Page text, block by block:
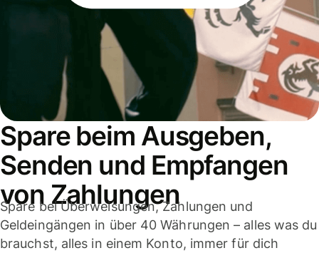
Spare beim Ausgeben,
Senden und Empfangen
von Zahlungen
Spare bei Überweisungen, Zahlungen und
Geldeingängen in über 40 Währungen – alles was du
brauchst, alles in einem Konto, immer für dich